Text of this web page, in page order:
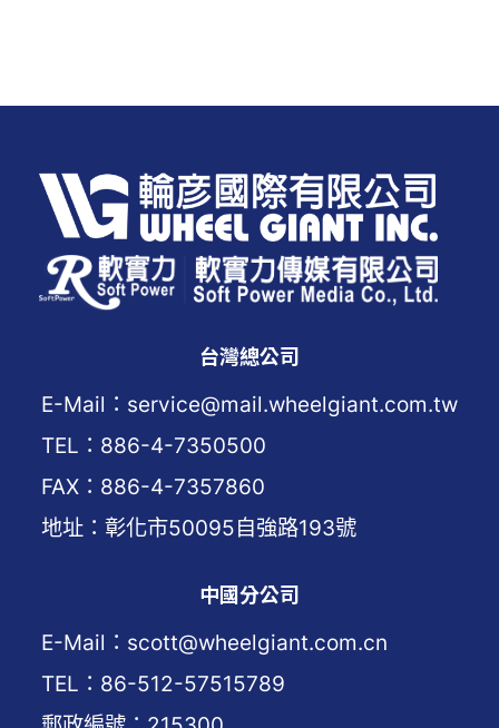
台灣總公司
E-Mail：service@mail.wheelgiant.com.tw
TEL：886-4-7350500
FAX：886-4-7357860
地址：彰化市50095自強路193號
中國分公司
E-Mail：scott@wheelgiant.com.cn
TEL：86-512-57515789